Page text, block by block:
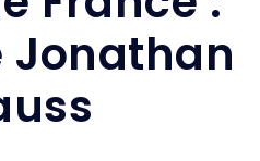
Jonathan